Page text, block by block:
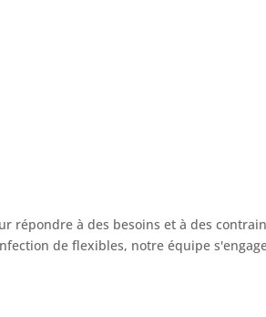
répondre à des besoins et à des
de flexibles, notre équipe